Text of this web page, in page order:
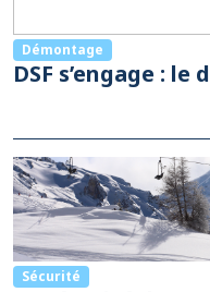
Démontage
DSF s’engage :
Sécurité